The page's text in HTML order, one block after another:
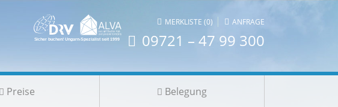
MERKLISTE (0) | ANFRAGE
09721 – 47 99 300
Preise Belegung